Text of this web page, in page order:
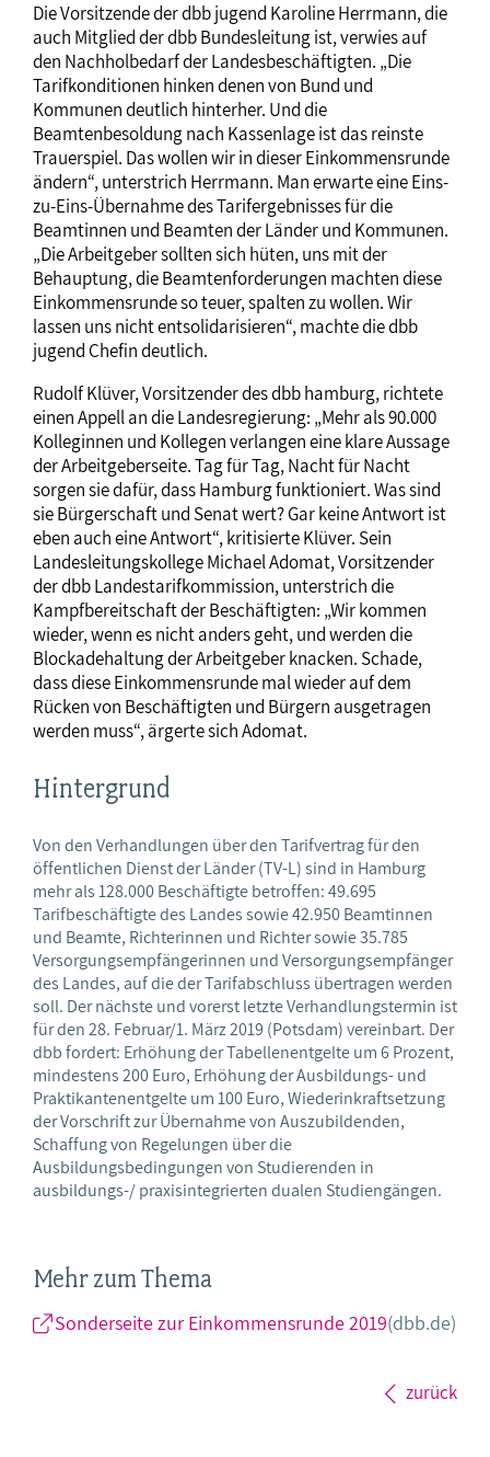
Die Vorsitzende der dbb jugend Karoline Herrmann, die
auch Mitglied der dbb Bundesleitung ist, verwies auf
den Nachholbedarf der Landesbeschäftigten. „Die
Tarifkonditionen hinken denen von Bund und
Kommunen deutlich hinterher. Und die
Beamtenbesoldung nach Kassenlage ist das reinste
Trauerspiel. Das wollen wir in dieser Einkommensrunde
ändern“, unterstrich Herrmann. Man erwarte eine Eins-
zu-Eins-Übernahme des Tarifergebnisses für die
Beamtinnen und Beamten der Länder und Kommunen.
„Die Arbeitgeber sollten sich hüten, uns mit der
Behauptung, die Beamtenforderungen machten diese
Einkommensrunde so teuer, spalten zu wollen. Wir
lassen uns nicht entsolidarisieren“, machte die dbb
jugend Chefin deutlich.
Rudolf Klüver, Vorsitzender des dbb hamburg, richtete
einen Appell an die Landesregierung: „Mehr als 90.000
Kolleginnen und Kollegen verlangen eine klare Aussage
der Arbeitgeberseite. Tag für Tag, Nacht für Nacht
sorgen sie dafür, dass Hamburg funktioniert. Was sind
sie Bürgerschaft und Senat wert? Gar keine Antwort ist
eben auch eine Antwort“, kritisierte Klüver. Sein
Landesleitungskollege Michael Adomat, Vorsitzender
der dbb Landestarifkommission, unterstrich die
Kampfbereitschaft der Beschäftigten: „Wir kommen
wieder, wenn es nicht anders geht, und werden die
Blockadehaltung der Arbeitgeber knacken. Schade,
dass diese Einkommensrunde mal wieder auf dem
Rücken von Beschäftigten und Bürgern ausgetragen
werden muss“, ärgerte sich Adomat.
Hintergrund
Von den Verhandlungen über den Tarifvertrag für den
öffentlichen Dienst der Länder (TV-L) sind in Hamburg
mehr als 128.000 Beschäftigte betroffen: 49.695
Tarifbeschäftigte des Landes sowie 42.950 Beamtinnen
und Beamte, Richterinnen und Richter sowie 35.785
Versorgungsempfängerinnen und Versorgungsempfänger
des Landes, auf die der Tarifabschluss übertragen werden
soll. Der nächste und vorerst letzte Verhandlungstermin ist
für den 28. Februar/1. März 2019 (Potsdam) vereinbart. Der
dbb fordert: Erhöhung der Tabellenentgelte um 6 Prozent,
mindestens 200 Euro, Erhöhung der Ausbildungs- und
Praktikantenentgelte um 100 Euro, Wiederinkraftsetzung
der Vorschrift zur Übernahme von Auszubildenden,
Schaffung von Regelungen über die
Ausbildungsbedingungen von Studierenden in
ausbildungs-/ praxisintegrierten dualen Studiengängen.
Mehr zum Thema
Sonderseite zur Einkommensrunde 2019(dbb.de)
zurück